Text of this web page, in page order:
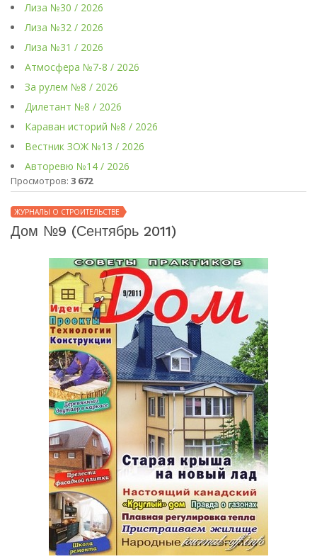
Лиза №30 / 2026
Лиза №32 / 2026
Лиза №31 / 2026
Атмосфера №7-8 / 2026
За рулем №8 / 2026
Дилетант №8 / 2026
Караван историй №8 / 2026
Вестник ЗОЖ №13 / 2026
Авторевю №14 / 2026
Просмотров: 3 672
ЖУРНАЛЫ О СТРОИТЕЛЬСТВЕ
Дом №9 (сентябрь 2011)